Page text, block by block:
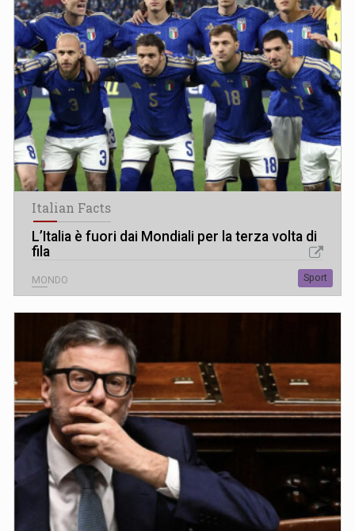
Italian Facts
L’Italia è fuori dai Mondiali per la terza volta di
fila
MONDO Sport